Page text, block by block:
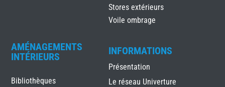
Stores extérieurs
Voile ombrage
AMÉNAGEMENTS
INTÉRIEURS
Bibliothèques
INFORMATIONS
Présentation
Le réseau Univerture